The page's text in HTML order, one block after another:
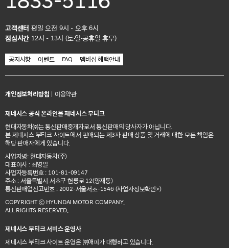
고객센터 평일 오전 9시 - 오후 6시
점심시간 12시 - 13시 (토·일·공휴일 휴무)
공지사항 이벤트 FAQ 멤버십 혜택안내
개인정보처리방침 | 이용약관
제네시스 공식 온라인몰 제네시스 부티크
현대자동차㈜는 통신판매중개자로서 통신판매의 당사자가 아닙니다.
본 제네시스 부티크 사이트에서 판매되는 제3자 판매 상품 및 거래에 대한 모든 책임은
해당 판매자에게 있습니다.
사업자명: 현대자동차(주)
대표이사 : 최영일
사업자등록번호 : 101-81-09147
주소 : 서울특별시 서초구 헌릉로 12(양재동)
통신판매업신고번호 : 2002-서울서초-1546 (사업자정보확인>)
COPYRIGHT ⓒ HYUNDAI MOTOR COMPANY.
ALL RIGHTS RESERVED.
제네시스 부티크 서비스 운영사
제네시스 부티크 사이트 운영은 ㈜애피가 대행하고 있습니다.